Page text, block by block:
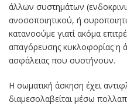
άλλων συστημάτων
ανοσοποιητικού, ή
κατανοούμε γιατί ακόμα
απαγόρευσης κυκλοφορίας η
ασφάλειας που συστήνουν.
Η σωματική άσκηση έχει
διαμεσολαβείται μέσω